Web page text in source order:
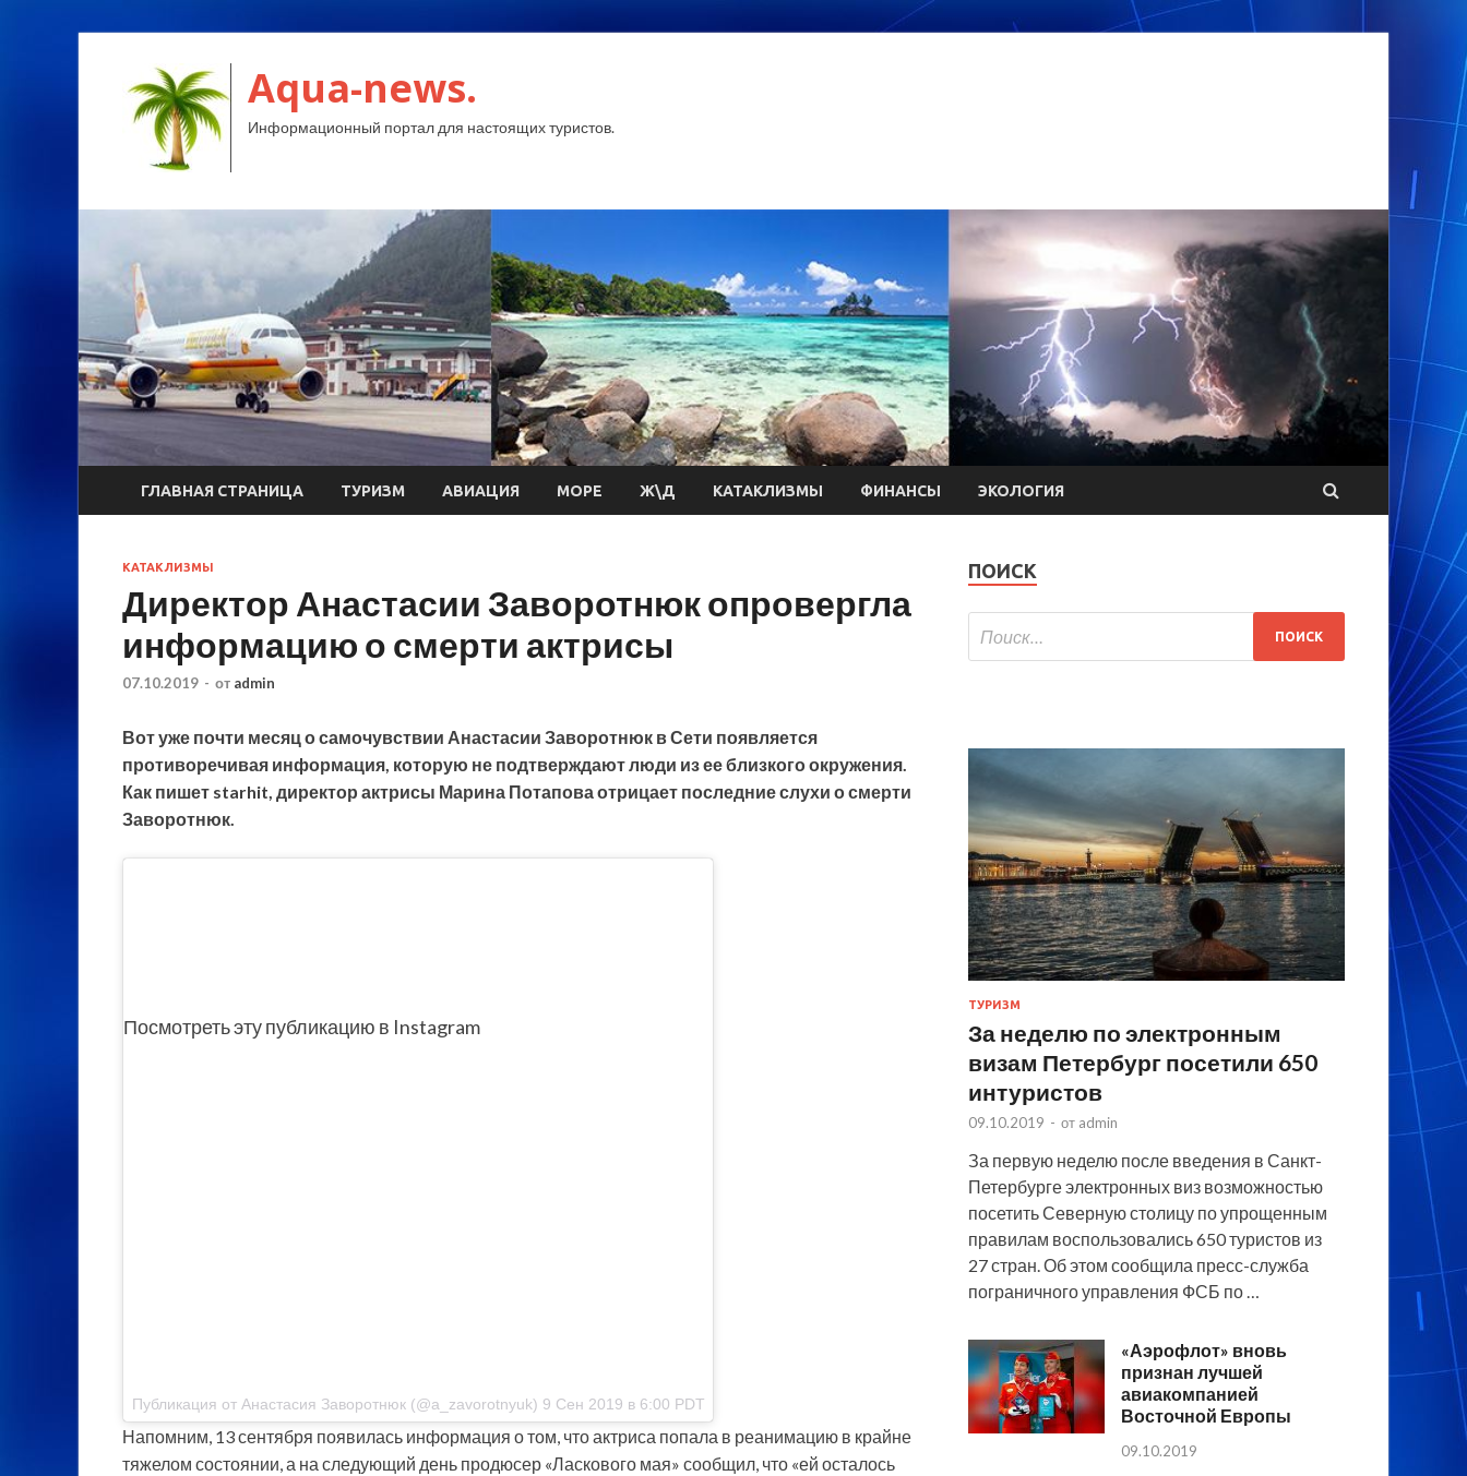
Aqua-news.
Информационный портал для настоящих туристов.
ГЛАВНАЯ СТРАНИЦА ТУРИЗМ АВИАЦИЯ МОРЕ Ж\Д КАТАКЛИЗМЫ ФИНАНСЫ ЭКОЛОГИЯ
КАТАКЛИЗМЫ
Директор Анастасии Заворотнюк опровергла
информацию о смерти актрисы
07.10.2019 - от admin
Вот уже почти месяц о самочувствии Анастасии Заворотнюк в Сети появляется
противоречивая информация, которую не подтверждают люди из ее близкого окружения.
Как пишет starhit, директор актрисы Марина Потапова отрицает последние слухи о смерти
Заворотнюк.
Посмотретьэту публикацию в Instagram
Публикация от Анастасия Заворотнюк (@a_zavorotnyuk) 9 Сен 2019 в 6:00 PDT
Напомним, 13 сентября появилась информация о том, что актриса попала в реанимацию в крайне
тяжелом состоянии, а на следующий день продюсер «Ласкового мая» сообщил, что «ей осталось
ПОИСК
ТУРИЗМ
За неделю по электронным
визам Петербург посетили 650
интуристов
09.10.2019 - от admin
За первую неделю после введения в Санкт-
Петербурге электронных виз возможностью
посетить Северную столицу по упрощенным
правилам воспользовались 650 туристов из
27 стран. Об этом сообщила пресс-служба
пограничного управления ФСБ по …
«Аэрофлот» вновь
признан лучшей
авиакомпанией
Восточной Европы
09.10.2019